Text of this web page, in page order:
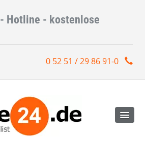
- Hotline - kostenlose
0 52 51 / 29 86 91-0